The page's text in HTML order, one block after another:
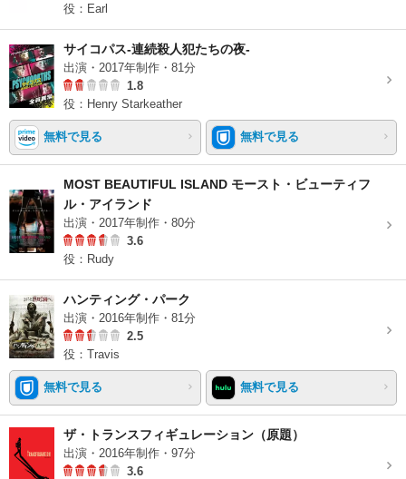
役：Earl
サイコパス-連続殺人犯たちの夜-
出演・2017年制作・81分
1.8
役：Henry Starkeather
無料で見る 無料で見る
MOST BEAUTIFUL ISLAND モースト・ビューティフ
ル・アイランド
出演・2017年制作・80分
3.6
役：Rudy
ハンティング・パーク
出演・2016年制作・81分
2.5
役：Travis
無料で見る 無料で見る
ザ・トランスフィギュレーション（原題）
出演・2016年制作・97分
3.6